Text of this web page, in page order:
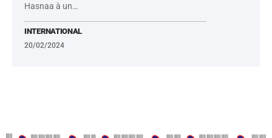
Hasnaa à un…
INTERNATIONAL
20/02/2024